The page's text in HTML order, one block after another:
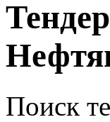
Поиск